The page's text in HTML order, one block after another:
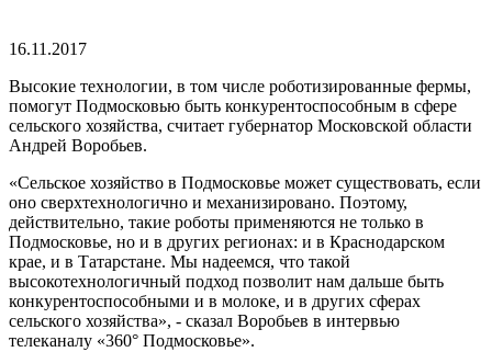
16.11.2017
Высокие технологии, в том числе роботизированные фермы,
помогут Подмосковью быть конкурентоспособным в сфере
сельского хозяйства, считает губернатор Московской области
Андрей Воробьев.
«Сельское хозяйство в Подмосковье может существовать, если
оно сверхтехнологично и механизировано. Поэтому,
действительно, такие роботы применяются не только в
Подмосковье, но и в других регионах: и в Краснодарском
крае, и в Татарстане. Мы надеемся, что такой
высокотехнологичный подход позволит нам дальше быть
конкурентоспособными и в молоке, и в других сферах
сельского хозяйства», - сказал Воробьев в интервью
телеканалу «360° Подмосковье».